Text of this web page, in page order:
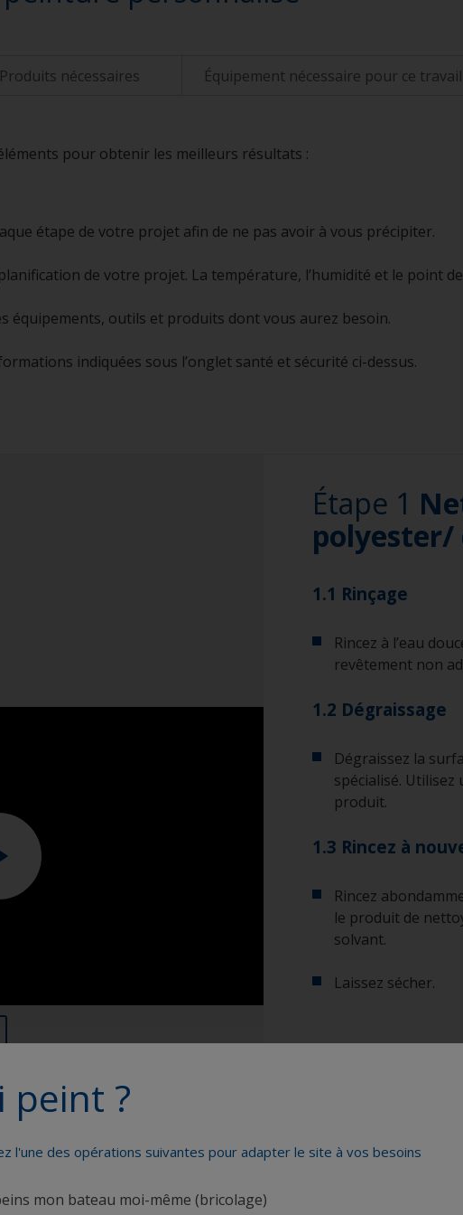
Produits nécessaires Équipement nécessaire pour ce travail
pour obtenir les meilleurs résultats :
étape de votre projet afin de ne pas avoir à vous précipiter.
de votre projet. La température, l’humidité et le point
équipements, outils et produits dont vous aurez besoin.
indiquées sous l’onglet santé et sécurité ci-dessus.
Étape 1
polyester/
1.1 Rinçage
Rincez à l’eau
revêtement non
1.2 Dégraissage
Dégraissez la
spécialisé.
produit.
1.3 Rincez à
Rincez
le produit de
solvant.
Laissez sécher.
Pour savoir si
gouttelettes
peint ?
l'une des opérations suivantes pour adapter le site à vos besoins
mon bateau moi-même (bricolage)